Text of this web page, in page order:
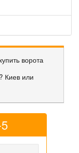
ворота
Киев или